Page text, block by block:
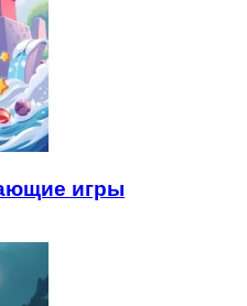
игры